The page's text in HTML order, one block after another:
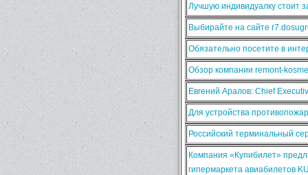
Лучшую индивидуалку стоит
Выбирайте на сайте
Обязательно посетите в
Обзор компании remont-
Евгений Аралов: Chief
Для устройства
Российский терминальный
Компания «Купибилет»
гипермаркета авиабилетов